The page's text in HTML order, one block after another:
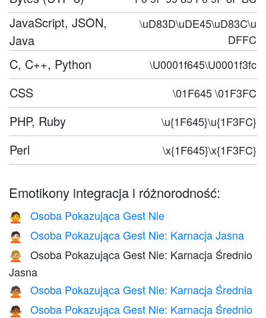
JavaScript, JSON,
Java
\uD83D\uDE45\uD83C\u
DFFC
C, C++, Python \U0001f645\U0001f3fc
CSS \01F645 \01F3FC
PHP, Ruby \u{1F645}\u{1F3FC}
Perl \x{1F645}\x{1F3FC}
Emotikony integracja i różnorodność:
🙅 Osoba Pokazująca Gest Nie
🙅🏻 Osoba Pokazująca Gest Nie: Karnacja Jasna
🙅🏼
Osoba Pokazująca Gest Nie: Karnacja Średnio
Jasna
🙅🏽 Osoba Pokazująca Gest Nie: Karnacja Średnia
🙅🏾
Osoba Pokazująca Gest Nie: Karnacja Średnio